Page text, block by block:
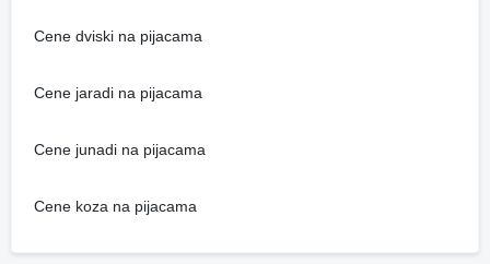
Cene dviski na pijacama
Cene jaradi na pijacama
Cene junadi na pijacama
Cene koza na pijacama